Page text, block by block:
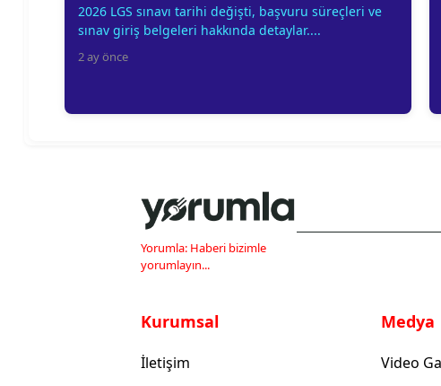
2026 LGS sınavı tarihi değişti, başvuru süreçleri ve
sınav giriş belgeleri hakkında detaylar....
2 ay önce
Yorumla: Haberi bizimle
yorumlayın...
Kurumsal
İletişim
Medya
Video